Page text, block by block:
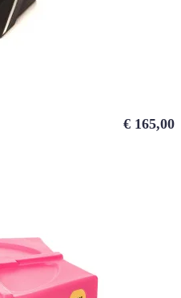
€ 165,00